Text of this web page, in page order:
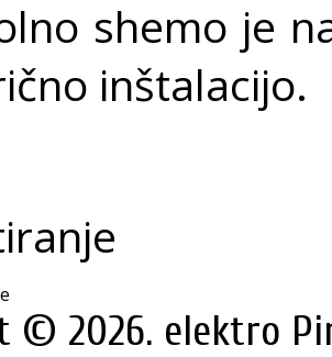
shemo je
inštalacijo.
© 2026. elektro